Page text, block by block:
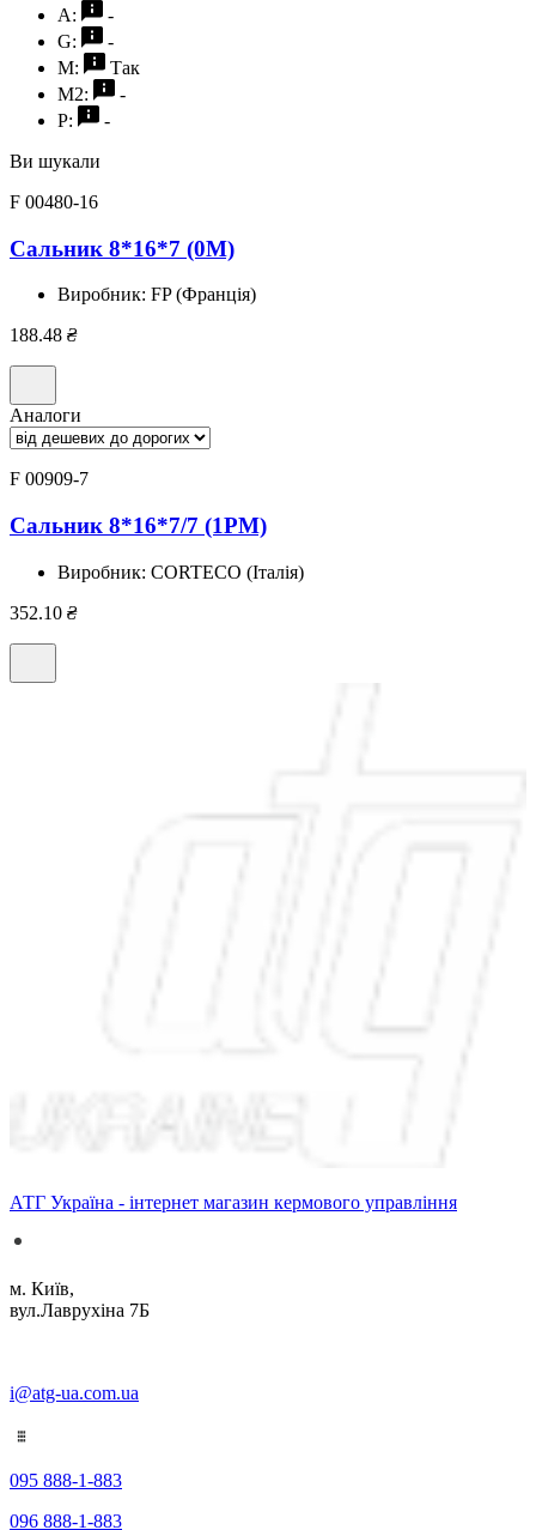
A:
-
G:
-
M:
Так
M2:
-
P:
-
Ви шукали
F 00480-16
Сальник 8*16*7 (0M)
Виробник: FP (Франція)
188.48 ₴
Аналоги
F 00909-7
Сальник 8*16*7/7 (1PM)
Виробник: CORTECO (Італія)
352.10 ₴
АТГ Україна - інтернет магазин кермового управління
м. Київ,
вул.Лаврухіна 7Б
i@atg-ua.com.ua
095 888-1-883
096 888-1-883